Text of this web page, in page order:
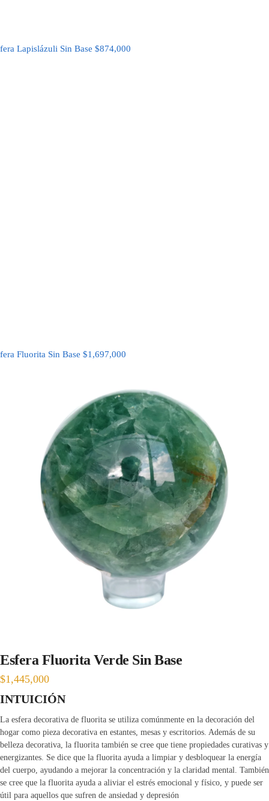
Lapislázuli Sin Base $874,000
Fluorita Sin Base $1,697,000
Esfera Fluorita Verde Sin Base
$1,445,000
INTUICIÓN
La esfera decorativa de fluorita se utiliza comúnmente en la decoración del
hogar como pieza decorativa en estantes, mesas y escritorios. Además de su
belleza decorativa, la fluorita también se cree que tiene propiedades curativas y
energizantes. Se dice que la fluorita ayuda a limpiar y desbloquear la energía
del cuerpo, ayudando a mejorar la concentración y la claridad mental. También
se cree que la fluorita ayuda a aliviar el estrés emocional y físico, y puede ser
útil para aquellos que sufren de ansiedad y depresión